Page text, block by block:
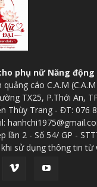
phụ nữ Năng
cáo C.A.M
TX25, P.Thới An,
Thùy Trang - ĐT: 076
lần 2 - Số 54/ GP -
sử dụng thông tin từ